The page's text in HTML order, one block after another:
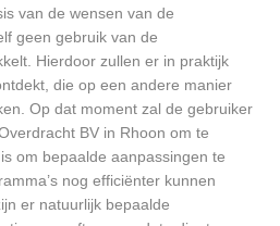
van de wensen van de
geen gebruik van de
Hierdoor zullen er in praktijk
die op een andere manier
Op dat moment zal de gebruiker
BV in Rhoon om te
om bepaalde aanpassingen te
nog efficiënter kunnen
er natuurlijk bepaalde